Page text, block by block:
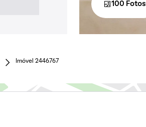
100 Fotos
Imóvel 2446767